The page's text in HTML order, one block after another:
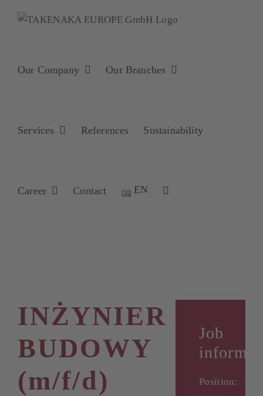
Our Company Our Branches
Services References Sustainability
Career Contact EN
INŻYNIER
BUDOWY
(m/f/d)
Job
Position: